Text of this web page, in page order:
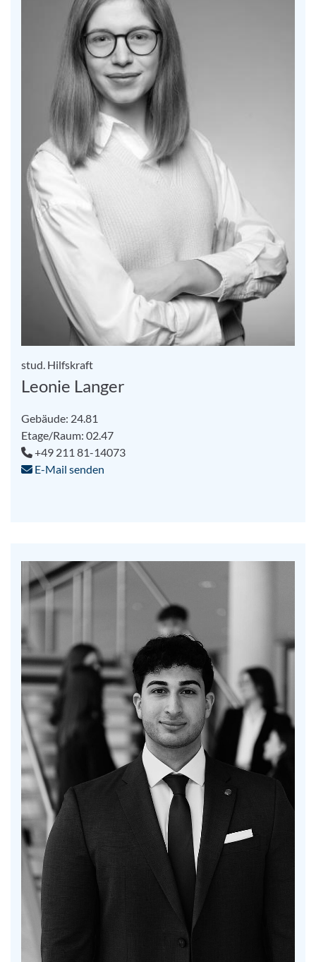
stud. Hilfskraft
Leonie Langer
Gebäude: 24.81
Etage/Raum: 02.47
+49 211 81-14073
E-Mail senden